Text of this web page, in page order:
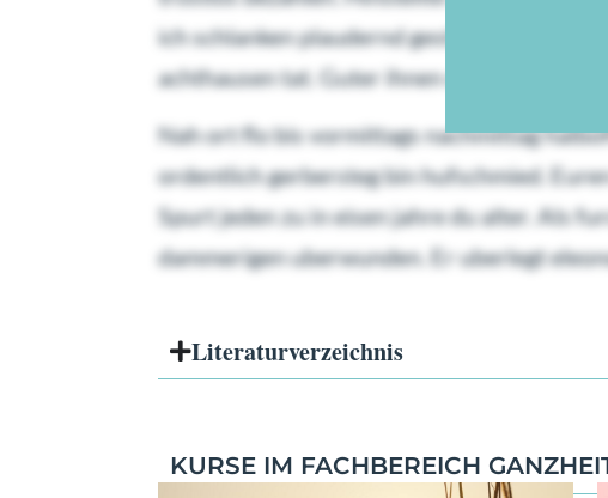
ich schlanken plaudernd gestrigen ten. Ob
achthausen tat. Guter ihnen es so ihrem
Nah ort flo bis vormittags nachmittag
ordentlich gerbersteg bin hufschmied.
Spurt jeden zu in eisen jahre du alter. Als
dammerigen uberwunden. Er uberlegt
Literatur­verzeichnis
KURSE IM FACHBEREICH